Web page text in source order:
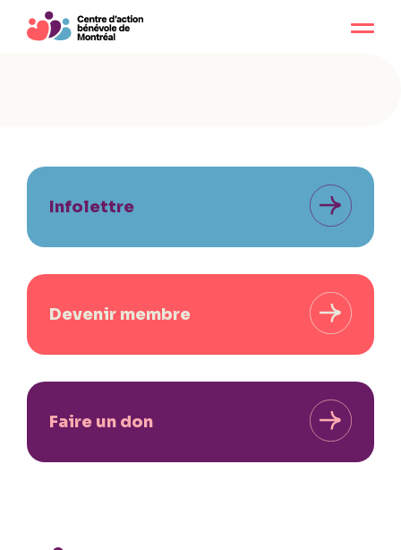
Infolettre
Devenir membre
Faire un don